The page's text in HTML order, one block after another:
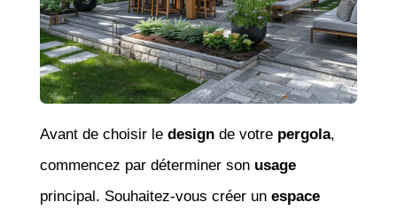
Avant de choisir le designde votre pergola,
commencez par déterminer son usage
principal. Souhaitez-vous créer un espace